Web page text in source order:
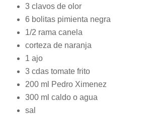
3 clavos de olor
6 bolitas pimienta negra
1/2 rama canela
corteza de naranja
1 ajo
3 cdas tomate frito
200 ml Pedro Ximenez
300 ml caldo o agua
sal